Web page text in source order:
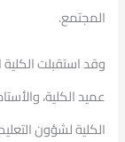
المجتمع.
وقد استقبلت
عميد الكلية،
الكلية لشؤون